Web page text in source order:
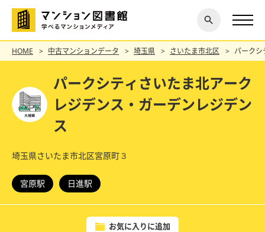
探す
閉じ
る
HOME 中古マンションデータ 埼玉県 さいたま市北区 パーク
パークシティさいたま北アーク
レジデンス・ガーデンレジデン
ス
埼玉県さいたま市北区宮原町３
宮原駅 日進駅
お気に入りに追加